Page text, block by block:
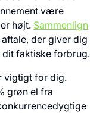
være
højt. Sammenlign
der giver dig
dit faktiske forbrug.
vigtigt for dig.
grøn el fra